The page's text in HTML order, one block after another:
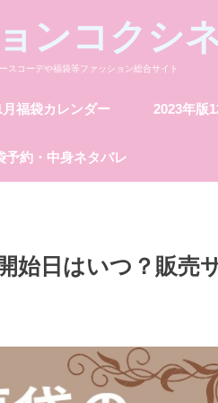
ンコクシ
スコーデや福袋等ファッション総合サイト
福袋カレンダー 2023年版
予約・中身ネタバレ
始日はいつ？販売